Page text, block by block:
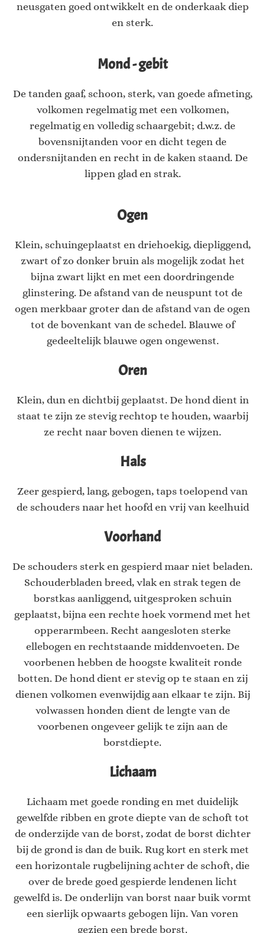
neusgaten goed ontwikkelt en de onderkaak diep
en sterk.
Mond - gebit
De tanden gaaf, schoon, sterk, van goede afmeting,
volkomen regelmatig met een volkomen,
regelmatig en volledig schaargebit; d.w.z. de
bovensnijtanden voor en dicht tegen de
ondersnijtanden en recht in de kaken staand. De
lippen glad en strak.
Ogen
Klein, schuingeplaatst en driehoekig, diepliggend,
zwart of zo donker bruin als mogelijk zodat het
bijna zwart lijkt en met een doordringende
glinstering. De afstand van de neuspunt tot de
ogen merkbaar groter dan de afstand van de ogen
tot de bovenkant van de schedel. Blauwe of
gedeeltelijk blauwe ogen ongewenst.
Oren
Klein, dun en dichtbij geplaatst. De hond dient in
staat te zijn ze stevig rechtop te houden, waarbij
ze recht naar boven dienen te wijzen.
Hals
Zeer gespierd, lang, gebogen, taps toelopend van
de schouders naar het hoofd en vrij van keelhuid
Voorhand
De schouders sterk en gespierd maar niet beladen.
Schouderbladen breed, vlak en strak tegen de
borstkas aanliggend, uitgesproken schuin
geplaatst, bijna een rechte hoek vormend met het
opperarmbeen. Recht aangesloten sterke
ellebogen en rechtstaande middenvoeten. De
voorbenen hebben de hoogste kwaliteit ronde
botten. De hond dient er stevig op te staan en zij
dienen volkomen evenwijdig aan elkaar te zijn. Bij
volwassen honden dient de lengte van de
voorbenen ongeveer gelijk te zijn aan de
borstdiepte.
Lichaam
Lichaam met goede ronding en met duidelijk
gewelfde ribben en grote diepte van de schoft tot
de onderzijde van de borst, zodat de borst dichter
bij de grond is dan de buik. Rug kort en sterk met
een horizontale rugbelijning achter de schoft, die
over de brede goed gespierde lendenen licht
gewelfd is. De onderlijn van borst naar buik vormt
een sierlijk opwaarts gebogen lijn. Van voren
gezien een brede borst.